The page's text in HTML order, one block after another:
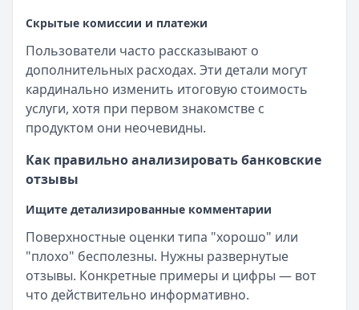
Скрытые комиссии и платежи
Пользователи часто рассказывают о
дополнительных расходах. Эти детали могут
кардинально изменить итоговую стоимость
услуги, хотя при первом знакомстве с
продуктом они неочевидны.
Как правильно анализировать банковские
отзывы
Ищите детализированные комментарии
Поверхностные оценки типа "хорошо" или
"плохо" бесполезны. Нужны развернутые
отзывы. Конкретные примеры и цифры — вот
что действительно информативно.